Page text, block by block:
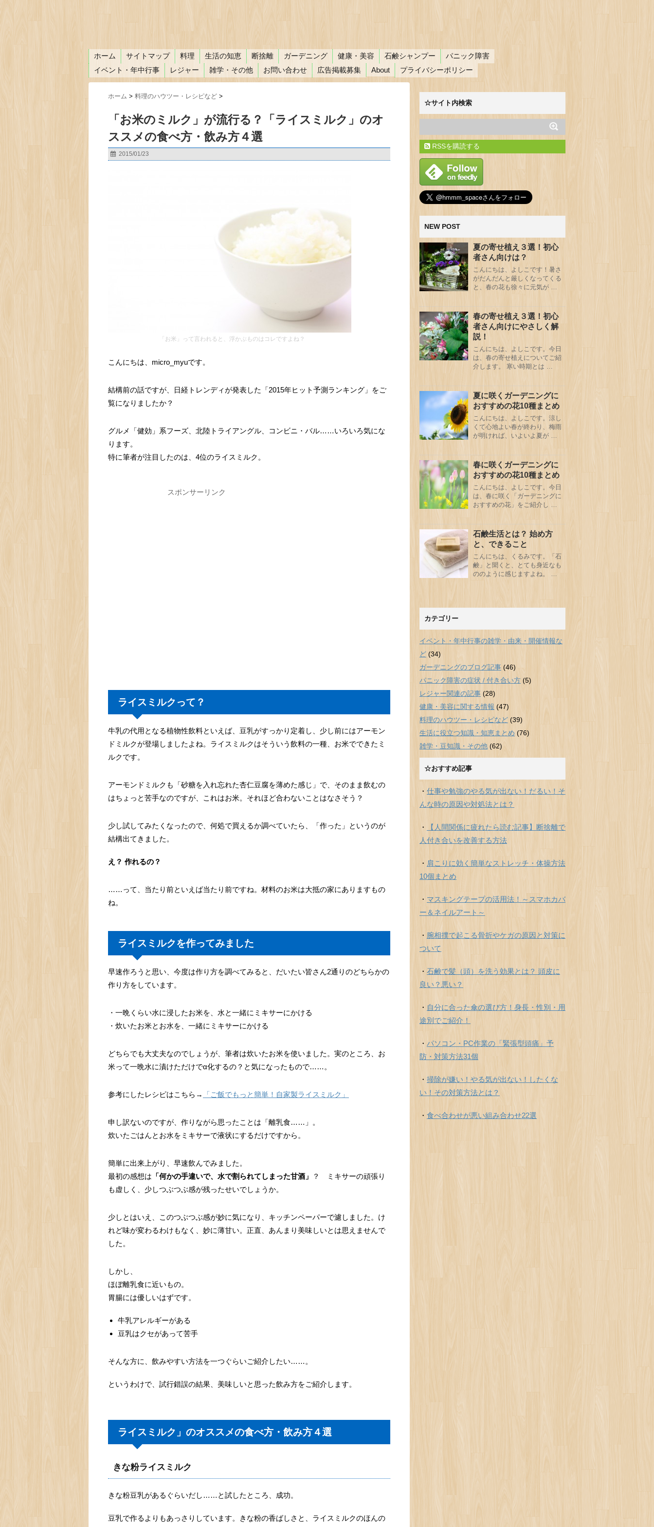
ホーム サイトマップ 料理 生活の知恵 断捨離 ガーデニング 健康・美容 石鹸シャンプー
パニック障害
イベント・年中行事
レジャー 雑学・その他 お問い合わせ 広告掲載募集 About プライバシーポリシー
ホーム > 料理のハウツー・レシピなど >
「お米のミルク」が流行る？「ライスミルク」のオ
ススメの食べ方・飲み方４選
2015/01/23
「お米」って言われると、浮かぶものはコレですよね？
こんにちは、micro_myuです。
結構前の話ですが、日経トレンディが発表した「2015年ヒット予測ランキング」をご
覧になりましたか？
グルメ「健効」系フーズ、北陸トライアングル、コンビニ・バル……いろいろ気にな
ります。
特に筆者が注目したのは、4位のライスミルク。
スポンサーリンク
ライスミルクって？
牛乳の代用となる植物性飲料といえば、豆乳がすっかり定着し、少し前にはアーモン
ドミルクが登場しましたよね。ライスミルクはそういう飲料の一種、お米でできたミ
ルクです。
アーモンドミルクも「砂糖を入れ忘れた杏仁豆腐を薄めた感じ」で、そのまま飲むの
はちょっと苦手なのですが、これはお米。それほど合わないことはなさそう？
少し試してみたくなったので、何処で買えるか調べていたら、「作った」というのが
結構出てきました。
え？ 作れるの？
……って、当たり前といえば当たり前ですね。材料のお米は大抵の家にありますもの
ね。
ライスミルクを作ってみました
早速作ろうと思い、今度は作り方を調べてみると、だいたい皆さん2通りのどちらかの
作り方をしています。
・一晩くらい水に浸したお米を、水と一緒にミキサーにかける
・炊いたお米とお水を、一緒にミキサーにかける
どちらでも大丈夫なのでしょうが、筆者は炊いたお米を使いました。実のところ、お
米って一晩水に漬けただけでα化するの？と気になったもので……。
参考にしたレシピはこちら→ 「ご飯でもっと簡単！自家製ライスミルク」
申し訳ないのですが、作りながら思ったことは「離乳食……」。
炊いたごはんとお水をミキサーで液状にするだけですから。
簡単に出来上がり、早速飲んでみました。
最初の感想は 「何かの手違いで、水で割られてしまった甘酒」
？ ミキサーの頑張り
も虚しく、少しつぶつぶ感が残ったせいでしょうか。
少しとはいえ、このつぶつぶ感が妙に気になり、キッチンペーパーで濾しました。け
れど味が変わるわけもなく、妙に薄甘い。正直、あんまり美味しいとは思えませんで
した。
しかし、
ほぼ離乳食に近いもの。
胃腸には優しいはずです。
牛乳アレルギーがある
豆乳はクセがあって苦手
そんな方に、飲みやすい方法を一つぐらいご紹介したい……。
というわけで、試行錯誤の結果、美味しいと思った飲み方をご紹介します。
ライスミルク」のオススメの食べ方・飲み方４選
きな粉ライスミルク
きな粉豆乳があるぐらいだし……と試したところ、成功。
豆乳で作るよりもあっさりしています。きな粉の香ばしさと、ライスミルクのほんの
☆サイト内検索
RSSを購読する
NEW POST
夏の寄せ植え３選！初心
者さん向けは？
こんにちは、よしこです！暑さ
がだんだんと厳しくなってくる
と、春の花も徐々に元気が …
春の寄せ植え３選！初心
者さん向けにやさしく解
説！
こんにちは、よしこです。今日
は、春の寄せ植えについてご紹
介します。 寒い時期とは …
夏に咲くガーデニングに
おすすめの花10種まとめ
こんにちは、よしこです。涼し
くて心地よい春が終わり、梅雨
が明ければ、いよいよ夏が …
春に咲くガーデニングに
おすすめの花10種まとめ
こんにちは、よしこです。今日
は、春に咲く「ガーデニングに
おすすめの花」をご紹介し …
石鹸生活とは？ 始め方
と、できること
こんにちは、くるみです。「石
鹸」と聞くと、とても身近なも
ののように感じますよね。 …
カテゴリー
イベント・年中行事の雑学・由来・開催情報な
ど (34)
ガーデニングのブログ記事 (46)
パニック障害の症状 / 付き合い方 (5)
レジャー関連の記事 (28)
健康・美容に関する情報 (47)
料理のハウツー・レシピなど (39)
生活に役立つ知識・知恵まとめ (76)
雑学・豆知識・その他 (62)
☆おすすめ記事
・ 仕事や勉強のやる気が出ない！だるい！そ
んな時の原因や対処法とは？
・
【人間関係に疲れたら読む記事】断捨離で
人付き合いを改善する方法
・ 肩こりに効く簡単なストレッチ・体操方法
10個まとめ
・ マスキングテープの活用法！～スマホカバ
ー＆ネイルアート～
・ 腕相撲で起こる骨折やケガの原因と対策に
ついて
・ 石鹸で髪（頭）を洗う効果とは？ 頭皮に
良い？悪い？
・ 自分に合った傘の選び方！身長・性別・用
途別でご紹介！
・ パソコン・PC作業の「緊張型頭痛」予
防・対策方法31個
・ 掃除が嫌い！やる気が出ない！したくな
い！その対策方法とは？
・ 食べ合わせが悪い組み合わせ22選